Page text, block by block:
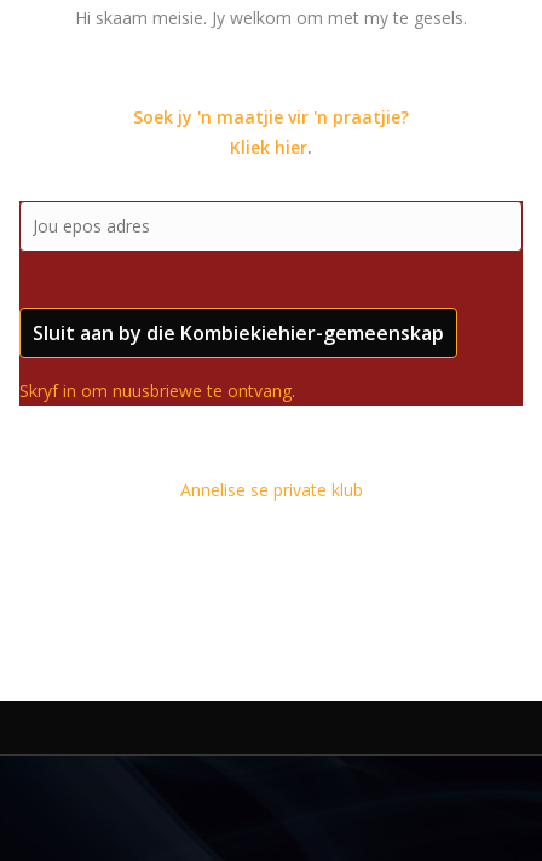
Hi skaam meisie. Jy welkom om met my te gesels.
Soek jy 'n maatjie vir 'n praatjie?
Kliek hier.
Sluit aan by die Kombiekiehier-gemeenskap
Skryf in om nuusbriewe te ontvang.
Annelise se private klub